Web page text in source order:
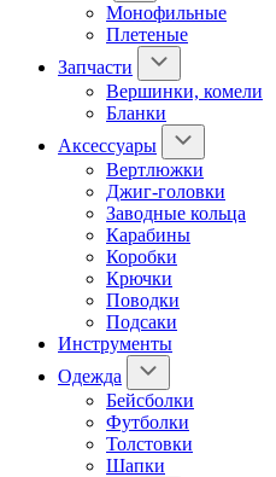
Монофильные
Плетеные
Запчасти
Вершинки, комели
Бланки
Аксессуары
Вертлюжки
Джиг-головки
Заводные кольца
Карабины
Коробки
Крючки
Поводки
Подсаки
Инструменты
Одежда
Бейсболки
Футболки
Толстовки
Шапки